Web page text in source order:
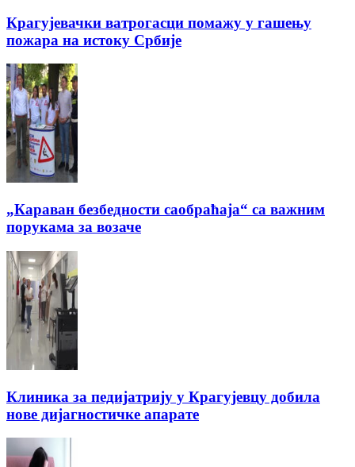
Крагујевачки ватрогасци помажу у гашењу
пожара на истоку Србије
„Караван безбедности саобраћаја“ са важним
порукама за возаче
Клиника за педијатрију у Крагујевцу добила
нове дијагностичке апарате